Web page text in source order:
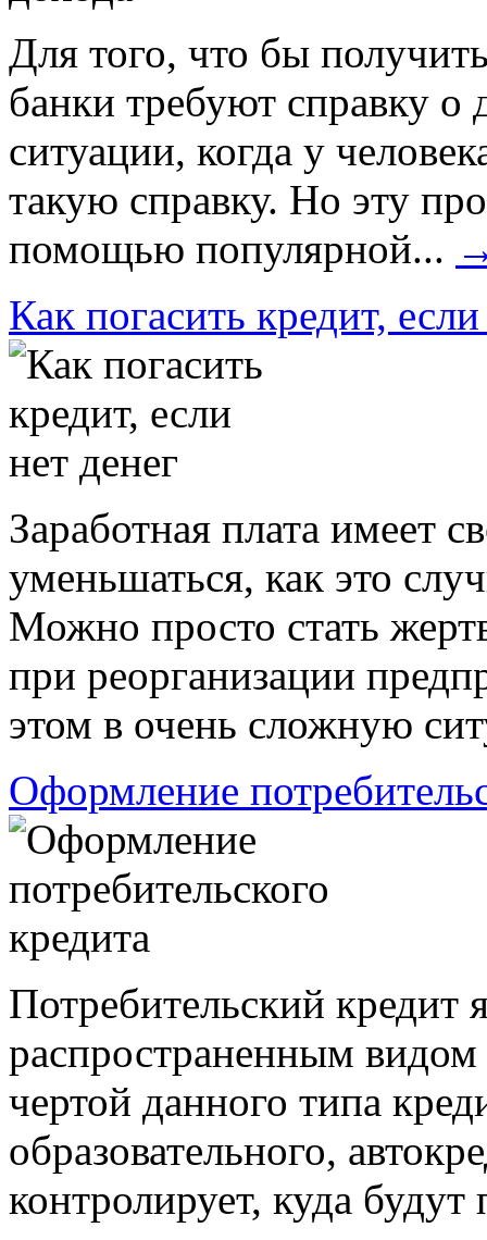
Для того, что бы
банки требуют справку о
ситуации, когда у
такую справку. Но эту
помощью популярной...
Как погасить кредит,
Заработная плата имеет
уменьшаться, как это
Можно просто стать
при реорганизации
этом в очень сложную
Оформление
Потребительский кредит
распространенным
чертой данного типа
образовательного,
контролирует, куда